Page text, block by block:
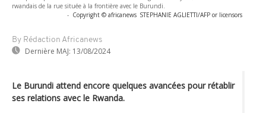
rwandais de la rue située à la frontière avec le Burundi.
- Copyright © africanews STEPHANIE AGLIETTI/AFP or licensors
By Rédaction Africanews
Dernière MAJ: 13/08/2024
Le Burundi attend encore quelques avancées pour rétablir
ses relations avec le Rwanda.